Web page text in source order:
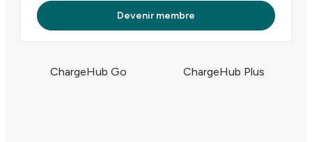
Devenir membre
ChargeHub Go ChargeHub Plus